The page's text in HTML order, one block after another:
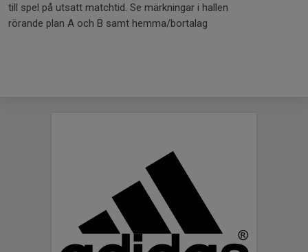
till spel på utsatt matchtid. Se märkningar i hallen
rörande plan A och B samt hemma/bortalag